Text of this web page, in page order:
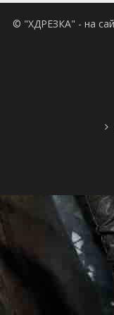
© "ХДРЕЗКА" - на